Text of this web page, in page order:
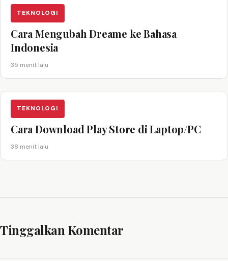
TEKNOLOGI
Cara Mengubah Dreame ke Bahasa
Indonesia
35 menit lalu
TEKNOLOGI
Cara Download Play Store di Laptop/PC
38 menit lalu
Tinggalkan Komentar